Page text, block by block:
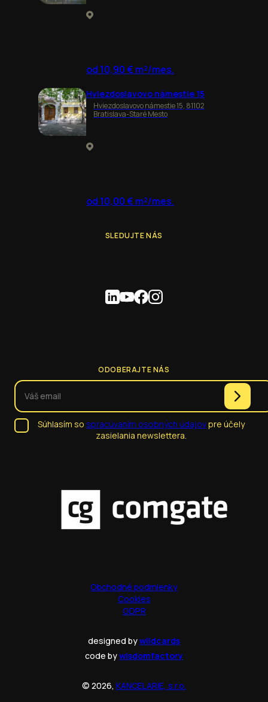
od 10,90 € m²/mes.
Hviezdoslavovo námestie 15
Hviezdoslavovo námestie 15, 81102
Bratislava-Staré Mesto
od 10,00 € m²/mes.
SLEDUJTE NÁS
ODOBERAJTE NÁS
Súhlasím so spracúvaním osobných údajovpre účely
zasielania newslettera.
Obchodné podmienky
Cookies
GDPR
designed bywildcards
code bywisdomfactory
© 2026, KANCELARIE, s.r.o.